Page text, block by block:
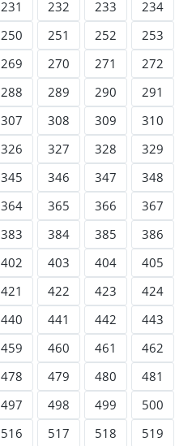
231 232 233 234
250 251 252 253
269 270 271 272
288 289 290 291
307 308 309 310
326 327 328 329
345 346 347 348
364 365 366 367
383 384 385 386
402 403 404 405
421 422 423 424
440 441 442 443
459 460 461 462
478 479 480 481
497 498 499 500
516 517 518 519